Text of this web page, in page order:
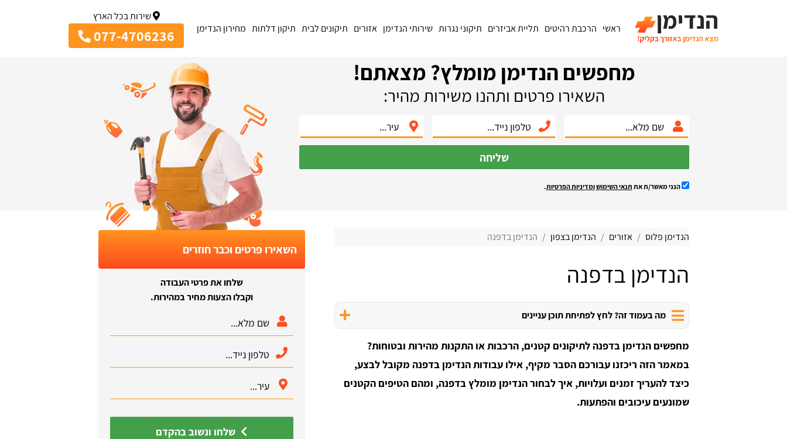
ראשי הרכבת רהיטים תליית אביזרים תיקוני נגרות שירותי הנדימן אזורים תיקונים לבית תיקון דלתות מחירון הנדימן
שירות בכל הארץ
077-4706236
מחפשים הנדימן מומלץ? מצאתם!
השאירו פרטים ותהנו משירות מהיר:
שליחה
הנני מאשר/ת את תנאי השימושומדיניות הפרטיות.
הנדימן פלוס אזורים הנדימן בצפון הנדימן בדפנה
הנדימן בדפנה
מה בעמוד זה? לחץ לפתיחת תוכן עניינים
מחפשים הנדימן בדפנה לתיקונים קטנים, הרכבות או התקנות מהירות ובטוחות?
במאמר הזה ריכזנו עבורכם הסבר מקיף, אילו עבודות הנדימן בדפנה מקובל לבצע,
כיצד להעריך זמנים ועלויות, איך לבחור הנדימן מומלץ בדפנה, ומהם הטיפים הקטנים
שמונעים עיכובים והפתעות.
השאירו פרטים וכבר חוזרים
שלחו את פרטי העבודה
וקבלו הצעות מחיר במהירות.
שלחו ונשוב בהקדם